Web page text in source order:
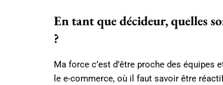
En tant que décideur, quelles
?
Ma force c’est d’être proche des
le e-commerce, où il faut savoir être